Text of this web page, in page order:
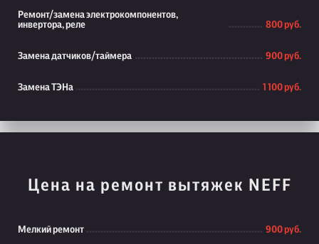
Ремонт/замена электрокомпонентов,
инвертора, реле
800 руб.
Замена датчиков/таймера 900 руб.
Замена ТЭНа 1 100 руб.
Цена на ремонт вытяжек NEFF
Мелкий ремонт 900 руб.